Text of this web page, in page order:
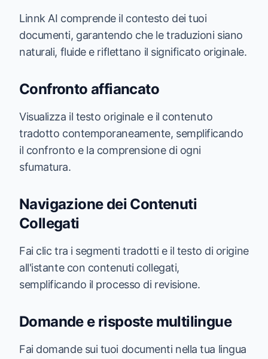
Linnk AI comprende il contesto dei tuoi
documenti, garantendo che le traduzioni siano
naturali, fluide e riflettano il significato originale.
Confronto affiancato
Visualizza il testo originale e il contenuto
tradotto contemporaneamente, semplificando
il confronto e la comprensione di ogni
sfumatura.
Navigazione dei Contenuti
Collegati
Fai clic tra i segmenti tradotti e il testo di origine
all'istante con contenuti collegati,
semplificando il processo di revisione.
Domande e risposte multilingue
Fai domande sui tuoi documenti nella tua lingua